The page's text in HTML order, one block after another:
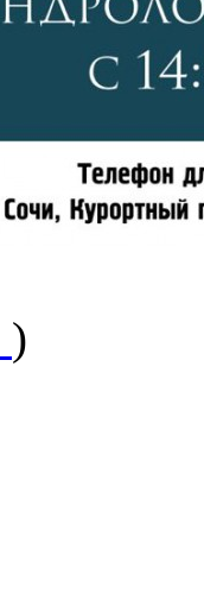
)